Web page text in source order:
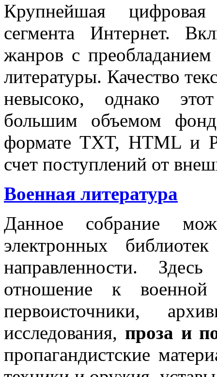
Крупнейшая цифровая
сегмента Интернет.
жанров с преобладанием
литературы. Качество
невысоко, однако
большим объемом
формате TXT, HTML и
счет поступлений от
Военная литература
Данное собрание
электронных
направленности.
отношение к
первоисточники,
исследования, проза и
пропагандистские